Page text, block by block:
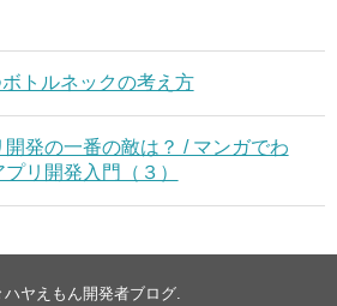
トルネックの考え方
発の一番の敵は？ / マンガでわ
リ開発入門（３）
ハヤえもん開発者ブログ.